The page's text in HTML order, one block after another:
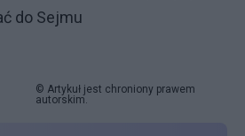
do Sejmu
© Artykuł jest chroniony prawem
autorskim.